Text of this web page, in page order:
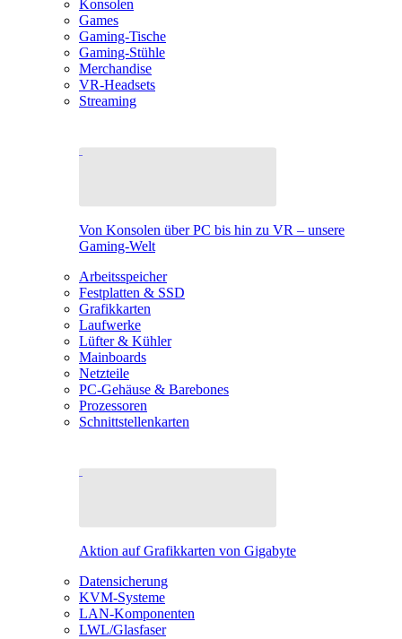
Konsolen
Games
Gaming-Tische
Gaming-Stühle
Merchandise
VR-Headsets
Streaming
Von Konsolen über PC bis hin zu VR – unsere
Gaming-Welt
Arbeitsspeicher
Festplatten & SSD
Grafikkarten
Laufwerke
Lüfter & Kühler
Mainboards
Netzteile
PC-Gehäuse & Barebones
Prozessoren
Schnittstellenkarten
Aktion auf Grafikkarten von Gigabyte
Datensicherung
KVM-Systeme
LAN-Komponenten
LWL/Glasfaser